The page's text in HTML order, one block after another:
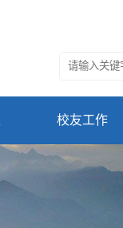
校友工作